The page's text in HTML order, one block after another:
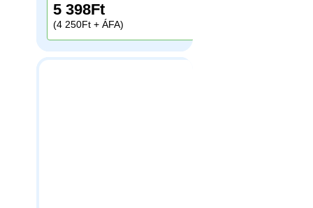
5 398Ft
(4 250Ft + ÁFA)